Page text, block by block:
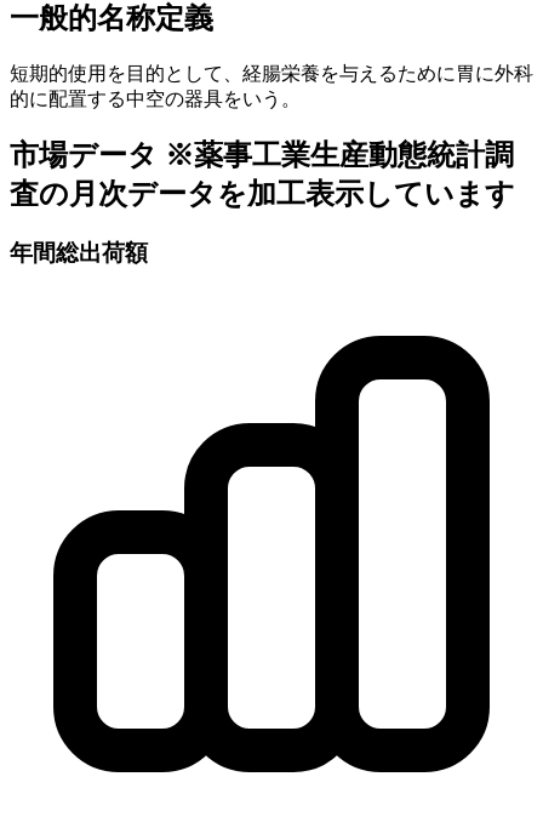
一般的名称定義
短期的使用を目的として、経腸栄養を与えるために胃に外科
的に配置する中空の器具をいう。
市場データ ※薬事工業生産動態統計調
査の月次データを加工表示しています
年間総出荷額